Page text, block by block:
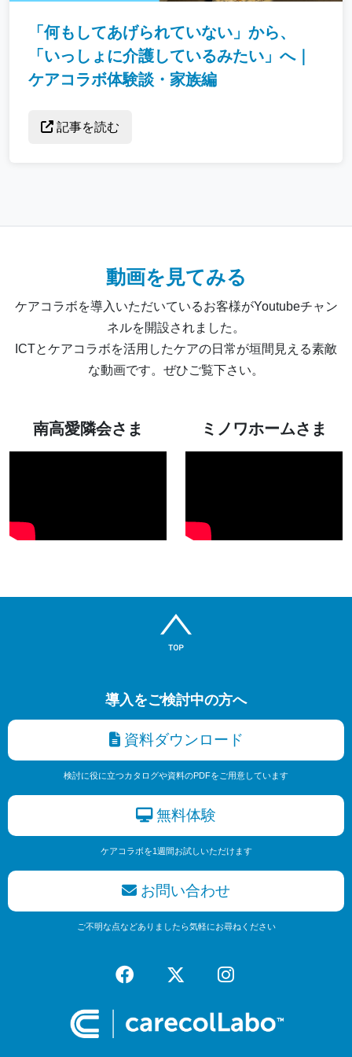
「何もしてあげられていない」から、
「いっしょに介護しているみたい」へ｜
ケアコラボ体験談・家族編
記事を読む
動画を見てみる
ケアコラボを導入いただいているお客様がYoutubeチャン
ネルを開設されました。
ICTとケアコラボを活用したケアの日常が垣間見える素敵
な動画です。ぜひご覧下さい。
南高愛隣会さま ミノワホームさま
導入をご検討中の方へ
資料ダウンロード
検討に役に立つカタログや資料のPDFをご用意しています
無料体験
ケアコラボを1週間お試しいただけます
お問い合わせ
ご不明な点などありましたら気軽にお尋ねください